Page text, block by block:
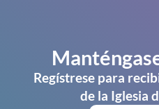
Regístrese para
de la Iglesia